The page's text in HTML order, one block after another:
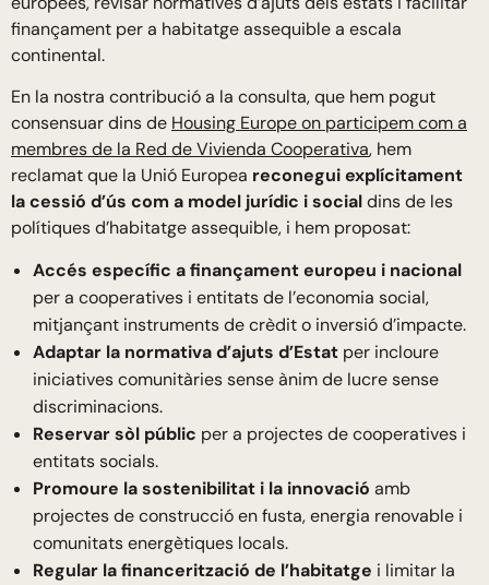
finançament per a habitatge assequible a escala
continental.
En la nostra contribució a la consulta, que hem pogut
consensuar dins de Housing Europe on participem com a
membres de la Red de Vivienda Cooperativa, hem
reclamat que la Unió Europea reconegui explícitament
la cessió d’ús com a model jurídic i socialdins de les
polítiques d’habitatge assequible, i hem proposat:
Accés específic a finançament europeu i nacional
per a cooperatives i entitats de l’economia social,
mitjançant instruments de crèdit o inversió d’impacte.
Adaptar la normativa d’ajuts d’Estat per incloure
iniciatives comunitàries sense ànim de lucre sense
discriminacions.
Reservar sòl públic per a projectes de cooperatives i
entitats socials.
Promoure la sostenibilitat i la innovació amb
projectes de construcció en fusta, energia renovable i
comunitats energètiques locals.
Regular la financerització de l’habitatge i limitar la